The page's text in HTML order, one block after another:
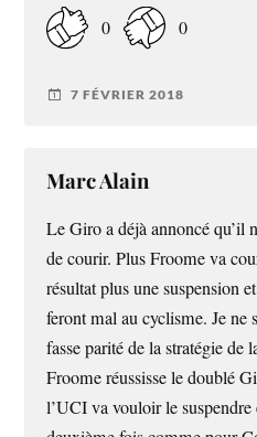
0 0
7 FÉVRIER 2018
Marc Alain
Le Giro a déjà annoncé qu’il
de courir. Plus Froome va
résultat plus une suspension
feront mal au cyclisme. Je ne
fasse parité de la stratégie de
Froome réussisse le doublé
l’UCI va vouloir le